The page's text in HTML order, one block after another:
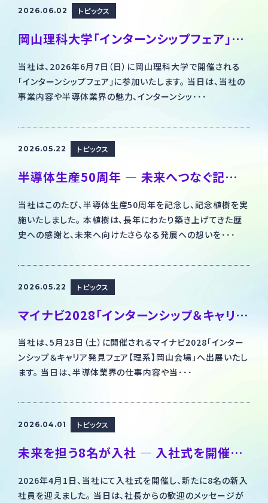
2026.06.02 トピックス
岡山理科大学「インターンシップフェア」に出展します！
当社は、2026年6月7日（日）に岡山理科大学で開催される
「インターンシップフェア」に参加いたします。 当日は、当社の
事業内容や半導体業界の魅力、インターンシッ･･･
2026.05.22 トピックス
半導体生産50周年 ― 未来へつなぐ記念植樹を実施
当社はこのたび、半導体生産50周年を記念し、記念植樹を実
施いたしました。 本植樹は、長年にわたり築き上げてきた歴
史への感謝と、未来へ向けたさらなる発展への想いを･･･
2026.05.22 トピックス
マイナビ2028「インターンシップ＆キャリア発見フェア【理系】岡山会場」出展のお知らせ
当社は、5月23日（土）に開催されるマイナビ2028「インター
ンシップ＆キャリア発見フェア【理系】岡山会場」へ出展いたし
ます。 当日は、半導体業界の仕事内容や当･･･
2026.04.01 トピックス
未来を担う8名が入社 ― 入社式を開催しました
2026年4月1日、当社にて入社式を開催し、新たに8名の新入
社員を迎えました。 当日は、社長からの歓迎のメッセージが